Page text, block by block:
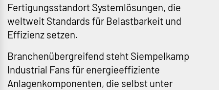
Fertigungsstandort Systemlösungen, die
weltweit Standards für Belastbarkeit und
Effizienz setzen.
Branchenübergreifend steht Siempelkamp
Industrial Fans für energieeffiziente
Anlagenkomponenten, die selbst unter